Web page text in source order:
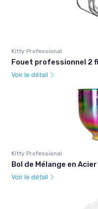
Kitty Professional
Fouet professionnel 2
Voir le détail
Kitty Professional
Bol de Mélange en
Voir le détail